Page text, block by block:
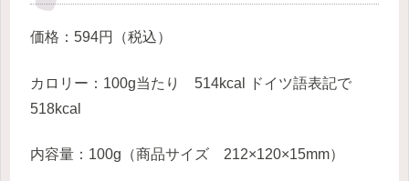
価格：594円（税込）
カロリー：100g当たり 514kcal ドイツ語表記で
518kcal
内容量：100g（商品サイズ 212×120×15mm）